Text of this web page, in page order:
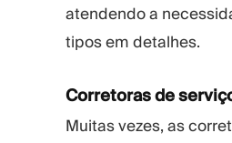
atendendo a
tipos em detalhes.
Corretoras de
Muitas vezes, as